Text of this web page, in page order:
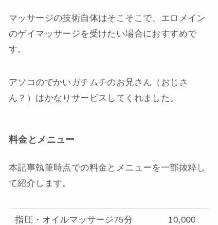
マッサージの技術自体はそこそこで、エロメイン
のゲイマッサージを受けたい場合におすすめで
す。
アソコのでかいガチムチのお兄さん（おじさ
ん？）はかなりサービスしてくれました。
料金とメニュー
本記事執筆時点での料金とメニューを一部抜粋し
て紹介します。
指圧・オイルマッサージ75分
10,000